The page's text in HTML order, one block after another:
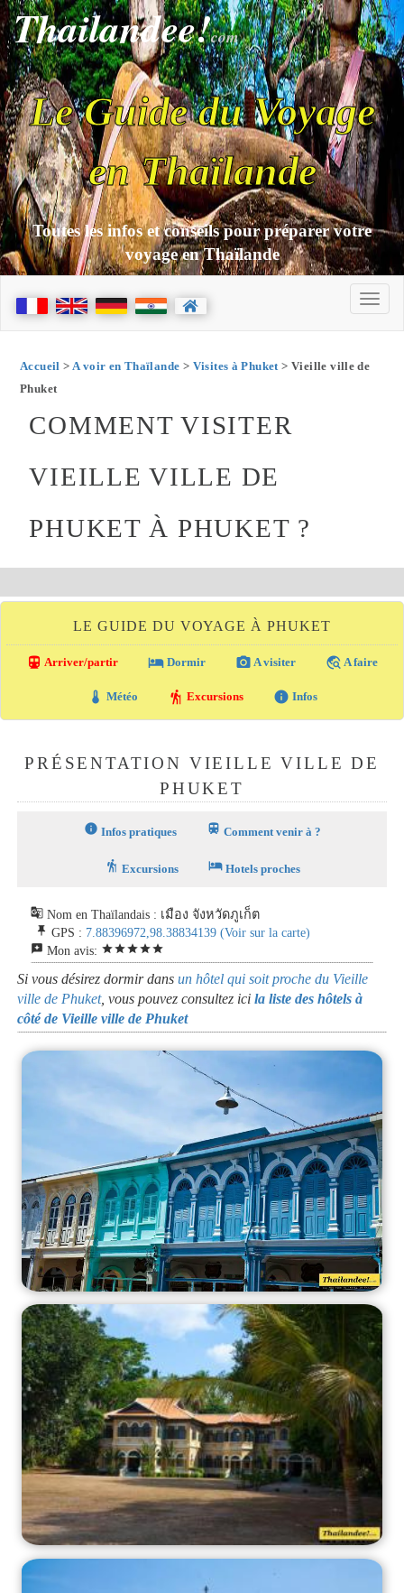
Thailandee!com
Le Guide du Voyage
en Thaïlande
Toutes les infos et conseils pour préparer votre
voyage en Thaïlande
Accueil > A voir en Thaïlande > Visites à Phuket> Vieille ville de
Phuket
COMMENT VISITER
VIEILLE VILLE DE
PHUKET À PHUKET ?
LE GUIDE DU VOYAGE À PHUKET
directions_transit Arriver/partir local_hotel Dormir photo_camera A visiter travel_explore A faire
thermostat Météo hiking Excursions info Infos
PRÉSENTATION VIEILLE VILLE DE
PHUKET
info Infos pratiques train Comment venir à ?
hiking Excursions hotelHotels proches
g_translate Nom en Thaïlandais : เมือง จังหวัดภูเก็ต
push_pin GPS : 7.88396972,98.38834139 (Voir sur la carte)
reviews Mon avis: starstarstarstarstar
Si vous désirez dormir dansun hôtel qui soit proche du Vieille
ville de Phuket, vous pouvez consultez icila liste des hôtels à
côté de Vieille ville de Phuket